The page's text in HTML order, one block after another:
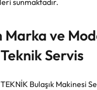
sunmaktadır.
Marka ve
Servis
Bulaşık Makinesi